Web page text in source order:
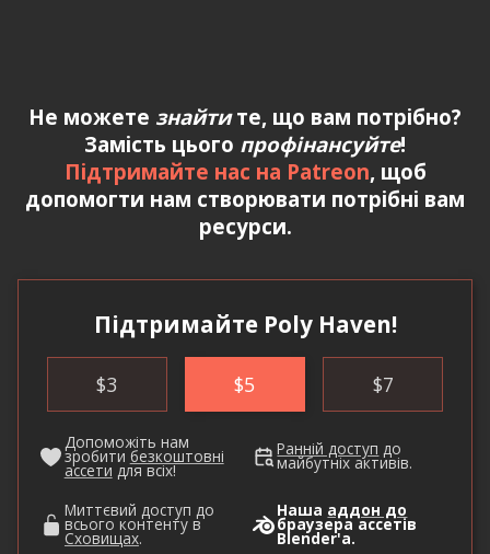
Не можете знайтите, що вам потрібно?
Замість цього профінансуйте!
Підтримайте нас на Patreon, щоб
допомогти нам створювати потрібні вам
ресурси.
Підтримайте Poly Haven!
$3 $5 $7
Допоможіть нам
зробити безкоштовні
ассети для всіх!
Ранній доступ до
майбутніх активів.
Миттєвий доступ до
всього контенту в
Сховищах.
Наша аддон до
браузера ассетів
Blender'а.